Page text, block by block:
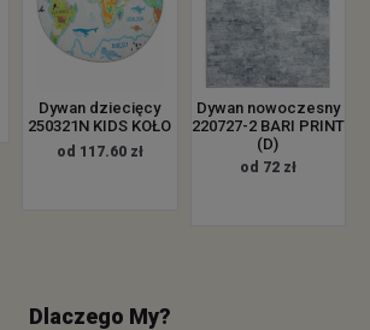
Dywan dziecięcy
250321N KIDS KOŁO
od 117.60 zł
Dywan nowoczesny
220727-2 BARI PRINT
(D)
od 72 zł
Dlaczego My?